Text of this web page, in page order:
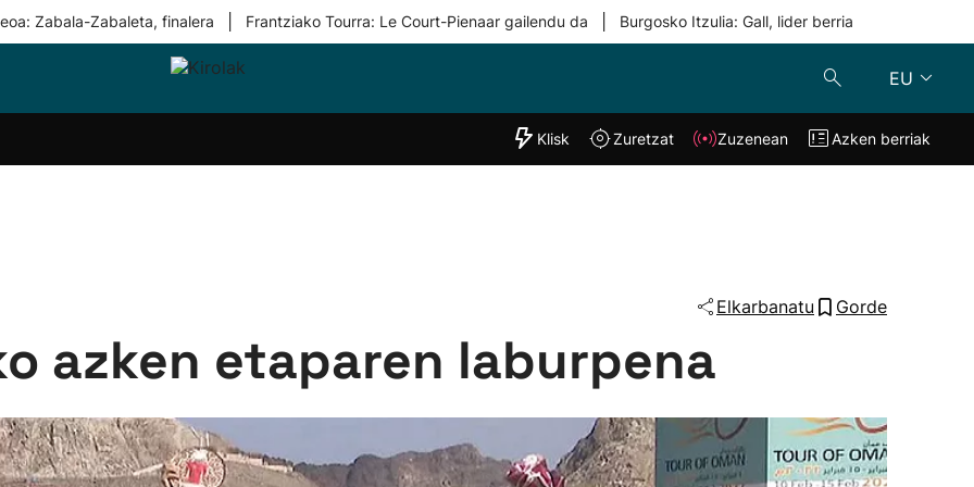
Zabala-Zabaleta, finalera Frantziako Tourra: Le Court-Pienaar gailendu da Burgosko Itzulia: Gall, lider berria
EU
Taldeak
"Helmuga"
Klisk Zuzenean
Klisk Zuretzat Zuzenean Azken berriak
Elkarbanatu Gorde
azken etaparen laburpena